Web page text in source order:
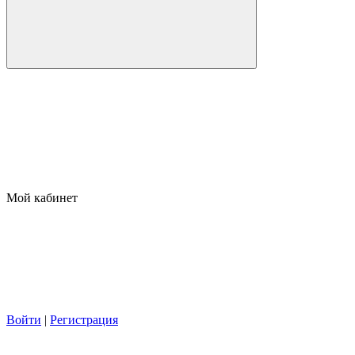
Мой кабинет
Войти | Регистрация